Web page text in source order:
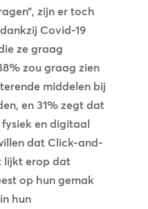
zijn er toch
Covid-19
ze graag
zou graag zien
middelen bij
en 31% zegt dat
en digitaal
dat Click-and-
lijkt erop dat
op hun gemak
hun